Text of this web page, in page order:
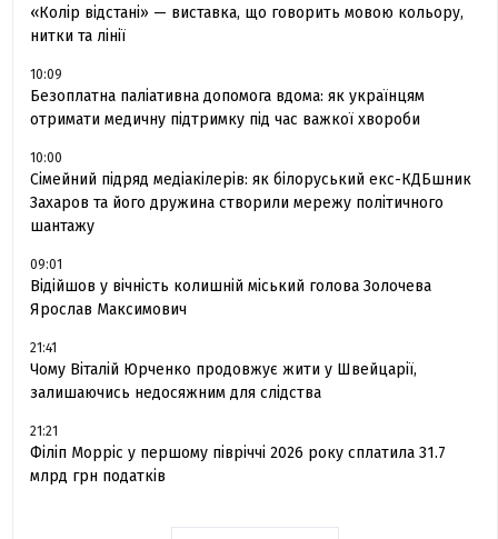
«Колір відстані» — виставка, що говорить мовою кольору,
нитки та лінії
10:09
Безоплатна паліативна допомога вдома: як українцям
отримати медичну підтримку під час важкої хвороби
10:00
Сімейний підряд медіакілерів: як білоруський екс-КДБшник
Захаров та його дружина створили мережу політичного
шантажу
09:01
Відійшов у вічність колишній міський голова Золочева
Ярослав Максимович
21:41
Чому Віталій Юрченко продовжує жити у Швейцарії,
залишаючись недосяжним для слідства
21:21
Філіп Морріс у першому півріччі 2026 року сплатила 31.7
млрд грн податків